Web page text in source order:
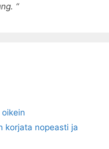
“
korjata nopeasti ja